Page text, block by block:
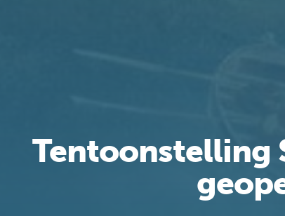
Tentoonstelling